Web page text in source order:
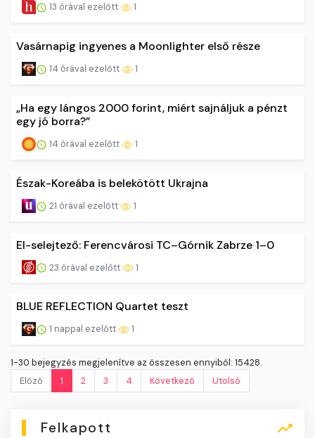
13 órával ezelőtt 1
Vasárnapig ingyenes a Moonlighter első része
14 órával ezelőtt 1
„Ha egy lángos 2000 forint, miért sajnáljuk a pénzt
egy jó borra?”
14 órával ezelőtt 1
Észak-Koreába is belekötött Ukrajna
21 órával ezelőtt 1
El-selejtező: Ferencvárosi TC–Górnik Zabrze 1–0
23 órával ezelőtt 1
BLUE REFLECTION Quartet teszt
1 nappal ezelőtt 1
1-30 bejegyzés megjelenítve az összesen ennyiből: 15428.
Előző
1 2 3 4 Következő Utolsó
Felkapott